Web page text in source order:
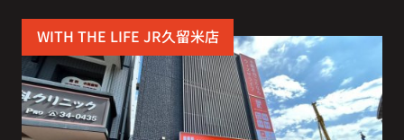
WITH THE LIFE JR久留米店